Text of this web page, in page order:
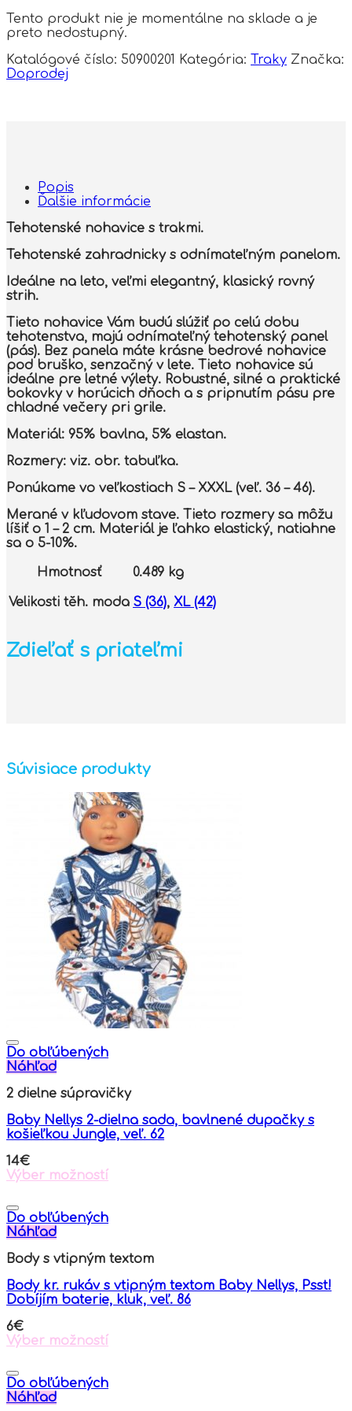
Tento produkt nie je momentálne na sklade a je
preto nedostupný.
Katalógové číslo: 50900201 Kategória: Traky Značka:
Doprodej
Popis
Ďalšie informácie
Tehotenské nohavice s trakmi.
Tehotenské zahradnicky s odnímateľným panelom.
Ideálne na leto, veľmi elegantný, klasický rovný
strih.
Tieto nohavice Vám budú slúžiť po celú dobu
tehotenstva, majú odnímateľný tehotenský panel
(pás). Bez panela máte krásne bedrové nohavice
pod bruško, senzačný v lete. Tieto nohavice sú
ideálne pre letné výlety. Robustné, silné a praktické
bokovky v horúcich dňoch a s pripnutím pásu pre
chladné večery pri grile.
Materiál: 95% bavlna, 5% elastan.
Rozmery: viz. obr. tabuľka.
Ponúkame vo veľkostiach S – XXXL (veľ. 36 – 46).
Merané v kľudovom stave. Tieto rozmery sa môžu
líšiť o 1 – 2 cm. Materiál je ľahko elastický, natiahne
sa o 5-10%.
Hmotnosť 0.489 kg
Velikosti těh. moda S (36), XL (42)
Zdieľať s priateľmi
Súvisiace produkty
Do obľúbených
Náhľad
2 dielne súpravičky
Baby Nellys 2-dielna sada, bavlnené dupačky s
košieľkou Jungle, veľ. 62
14€
Výber možností
product
has
multiple
The
may
be
chosen
on
the
page
Do obľúbených
Náhľad
Body s vtipným textom
Body kr. rukáv s vtipným textom Baby Nellys, Psst!
Dobíjím baterie, kluk, veľ. 86
6€
Výber možností
product
has
multiple
Do obľúbených
Náhľad